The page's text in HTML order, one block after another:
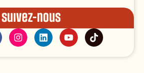
Suivez-nous